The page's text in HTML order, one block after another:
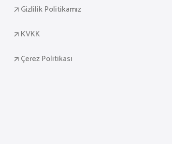
Gizlilik Politikamız
KVKK
Çerez Politikası